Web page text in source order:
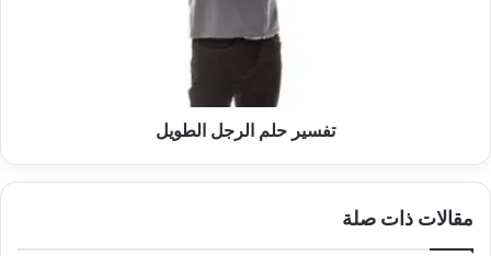
تفسير حلم الرجل الطويل
مقالات ذات صلة